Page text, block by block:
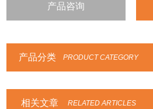
产品咨询
产品分类 PRODUCT CATEGORY
相关文章 RELATED ARTICLES